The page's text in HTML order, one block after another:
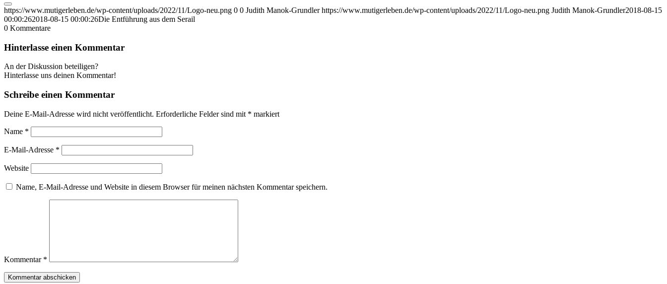
https://www.mutigerleben.de/wp-content/uploads/2022/11/Logo-neu.png 0 0 Judith Manok-Grundler https://www.mutigerleben.de/wp-content/uploads/2022/11/Logo-neu.png Judith Manok-Grundler2018-08-15
00:00:262018-08-15 00:00:26Die Entführung aus dem Serail
0 Kommentare
Hinterlasse einen Kommentar
An der Diskussion beteiligen?
Hinterlasse uns deinen Kommentar!
Schreibe einen Kommentar
Deine E-Mail-Adresse wird nicht veröffentlicht. Erforderliche Felder sind mit * markiert
Name *
E-Mail-Adresse *
Website
Name, E-Mail-Adresse und Website in diesem Browser für meinen nächsten Kommentar speichern.
Kommentar *